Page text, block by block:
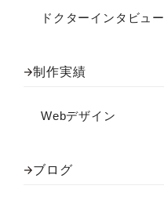
ドクターインタビュー
制作実績
Webデザイン
ブログ